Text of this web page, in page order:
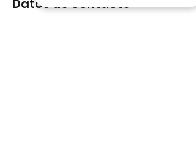
Datos de contacto